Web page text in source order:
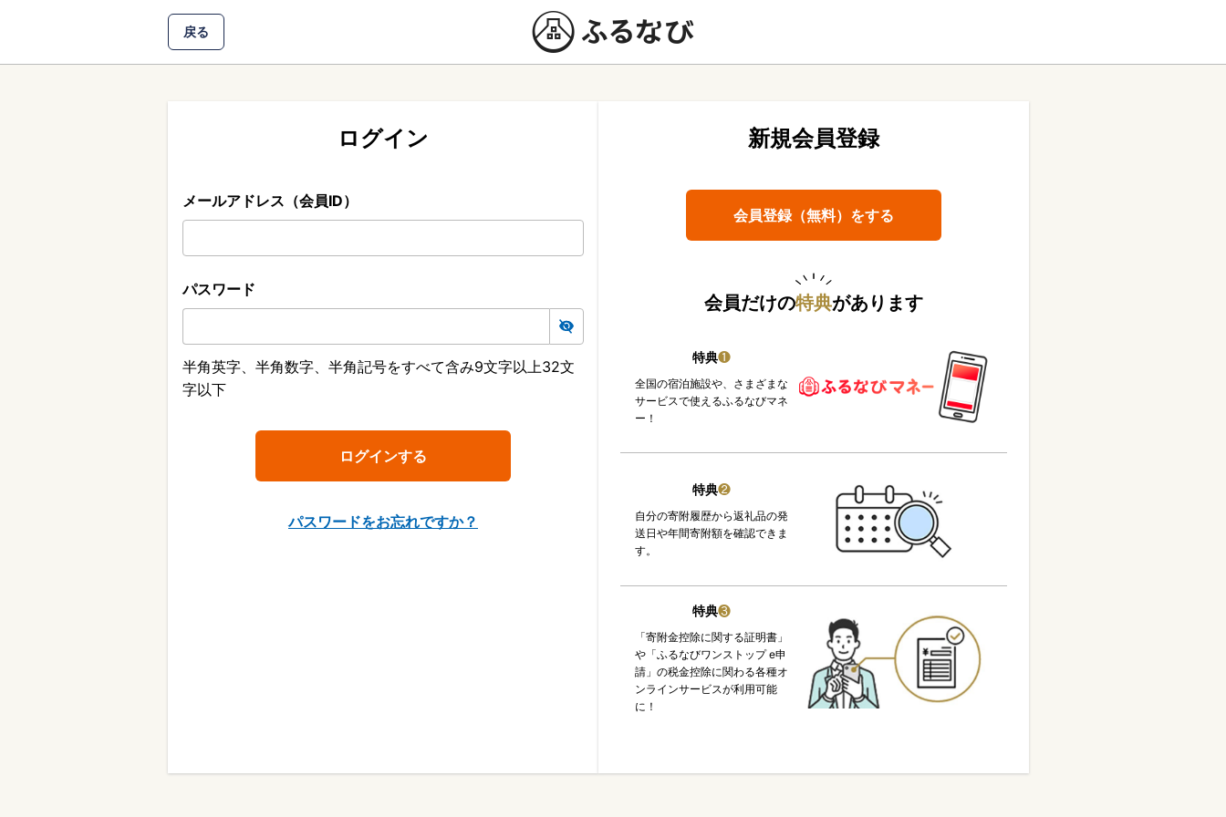
戻る
ログイン
メールアドレス（会員ID）
パスワード
半角英字、半角数字、半角記号をすべて含み9文字以上32文
字以下
パスワードをお忘れですか？
新規会員登録
会員登録（無料）をする
会員だけの特典があります
特典❶
全国の宿泊施設や、さまざまな
サービスで使えるふるなびマネ
ー！
特典❷
自分の寄附履歴から返礼品の発
送日や年間寄附額を確認できま
す。
特典❸
「寄附金控除に関する証明書」
や「ふるなびワンストップ e申
請」の税金控除に関わる各種オ
ンラインサービスが利用可能
に！